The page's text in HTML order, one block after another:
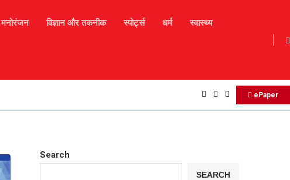
मनोरंजन विज्ञान और तकनीक स्पोर्ट्स धर्म स्वास्थ्य
17 अगस्त 2025 – आज का दैनिक राशिफल ePaper
Search
SEARCH